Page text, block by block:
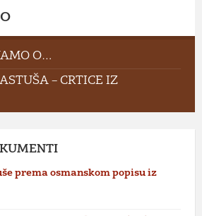
O…
– CRTICE IZ
prema osmanskom popisu iz